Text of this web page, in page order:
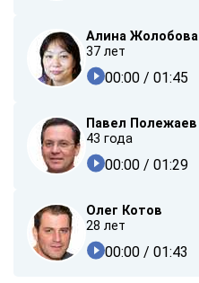
Алина Жолобова
37 лет
00:00 / 01:45
Павел Полежаев
43 года
00:00 / 01:29
Олег Котов
28 лет
00:00 / 01:43
ChatApp
Мессенджеры